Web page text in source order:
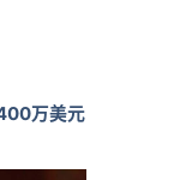
万美元